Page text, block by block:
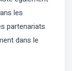
les
partenariats
dans le